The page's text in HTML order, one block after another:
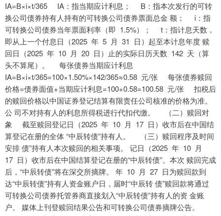
IA=B×i×t/365 IA：指当期应计利息； B：指本次发行的可转
换公司债券持有人持有的可转换公司债券票面总金 额； i：指
可转换公司债券当年票面利率（即 1.5%）； t：指计息天数，
即从上一个付息日（2025 年 5 月 31 日）起至本计息年度 赎
回日（2025 年 10 月 20 日）止的实际日历天数 142 天（算
头不算尾）。 每张债券当期应计利息
IA=B×i×t/365=100×1.50%×142/365≈0.58 元/张 每张债券赎回
价格=债券面值+当期应计利息=100+0.58=100.58 元/张 扣税后
的赎回价格以中国证券登记结算有限责任公司核准的价格为准。
公 司不对持有人的利息所得税进行代扣代缴。 （二）赎回对
象 截至赎回登记日（2025 年 10 月 17 日）收市后在中国结
算登记在册的全体 “中辰转债”持有人。 （三）赎回程序及时间
安排 债”持有人本次赎回的相关事项。 记日（2025 年 10 月
17 日）收市后在中国结算登记在册的“中辰转债”。本次 赎回完成
后，“中辰转债”将在深交所摘牌。 年 10 月 27 日为赎回款到
达“中辰转债”持有人资金账户日，届时“中辰转 债”赎回款将通过
可转换公司债券托管券商直接划入“中辰转债”持有人的资 金账
户。 媒体上刊登赎回结果公告和可转换公司债券摘牌公告。